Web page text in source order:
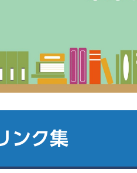
ンク集